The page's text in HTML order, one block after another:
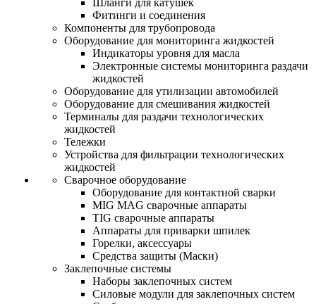
Шланги для катушек
Фитинги и соединения
Компоненты для трубопровода
Оборудование для мониторинга жидкостей
Индикаторы уровня для масла
Электронные системы мониторинга раздачи
жидкостей
Оборудование для утилизации автомобилей
Оборудование для смешивания жидкостей
Терминалы для раздачи технологических
жидкостей
Тележки
Устройства для фильтрации технологических
жидкостей
Сварочное оборудование
Оборудование для контактной сварки
MIG MAG сварочные аппараты
TIG сварочные аппараты
Аппараты для приварки шпилек
Горелки, аксессуары
Средства защиты (Маски)
Заклепочные системы
Наборы заклепочных систем
Силовые модули для заклепочных систем